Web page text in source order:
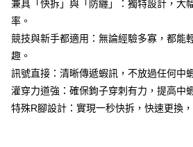
2.基於同意付款使用「大哥付你分期」之契約關
資料（包含姓名、電話或地址）提供予台灣大哥
3.完整用戶服務條款，請詳閱以下連結：
※ 交易是否成功請以「AFTEE先享後付 」之結
是否繳費成功／繳費後需取消欲退款等相關疑問
客戶支援中心」https://
【注意事項】
１．透過由恩沛科技股份有限公司提供之「
權轉讓予恩沛科技股份有限公司。
２．關於個人資料處理事宜，請瀏覽以下網址：
每筆NT$60，滿NT$1,200(含以上)免運費
付款後7-11取貨
每筆NT$60，滿NT$1,200(含以上)免運費
一般宅配（門市自取請勿下單，請聯繫客
每筆NT$100，滿NT$2,000(含以上)免運
兼具「快拆」與「防纏」：獨特設計，大
率。
競技與新手都適用：無論經驗多寡，都能
趣。
訊號直接：清晰傳遞蝦訊，不放過任何中
灌穿力道強：確保鉤子穿刺有力，提高中
特殊R腳設計：實現一秒快拆，快速更換